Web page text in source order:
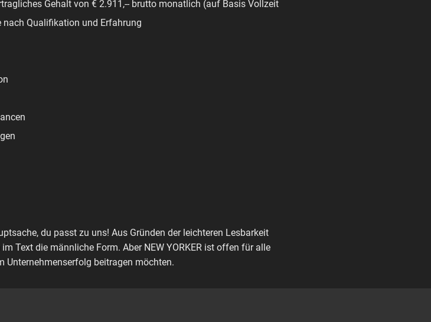
Gehalt von € 2.911,-- brutto monatlich (auf Basis Vollzeit
nach Qualifikation und Erfahrung
du passt zu uns! Aus Gründen der leichteren Lesbarkeit
Text die männliche Form. Aber NEW YORKER ist offen für alle
Unternehmenserfolg beitragen möchten.